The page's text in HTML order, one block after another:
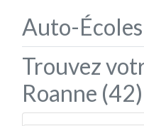
Auto-
Trouvez
Roanne (42)